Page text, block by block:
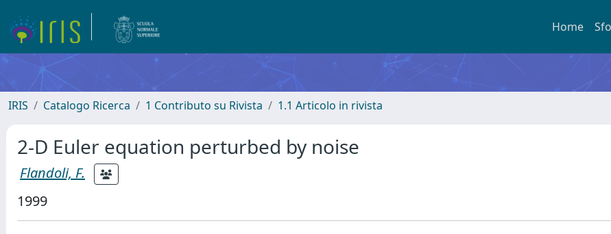
Home
IRIS Catalogo Ricerca 1 Contributo su Rivista 1.1 Articolo in rivista
2-D Euler equation perturbed by noise
Flandoli, F.
1999